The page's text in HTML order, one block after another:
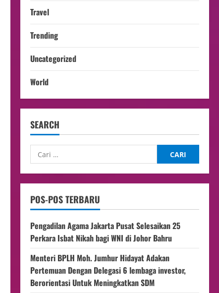
Travel
Trending
Uncategorized
World
SEARCH
POS-POS TERBARU
Pengadilan Agama Jakarta Pusat Selesaikan 25
Perkara Isbat Nikah bagi WNI di Johor Bahru
Menteri BPLH Moh. Jumhur Hidayat Adakan
Pertemuan Dengan Delegasi 6 lembaga investor,
Berorientasi Untuk Meningkatkan SDM